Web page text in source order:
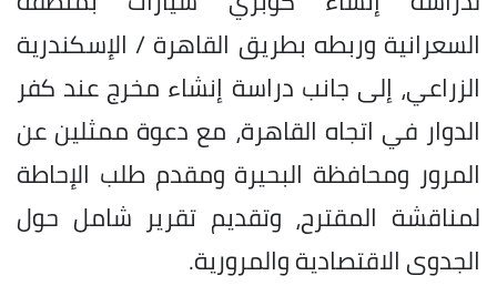
السعرانية وربطه بطريق القاهرة / الإسكندرية
الزراعي، إلى جانب دراسة إنشاء مخرج عند كفر
الدوار في اتجاه القاهرة، مع دعوة ممثلين عن
المرور ومحافظة البحيرة ومقدم طلب الإحاطة
لمناقشة المقترح، وتقديم تقرير شامل حول
الجدوى الاقتصادية والمرورية.